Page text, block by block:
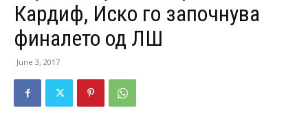
Кардиф, Иско го започнува
финалето од ЛШ
June 3, 2017